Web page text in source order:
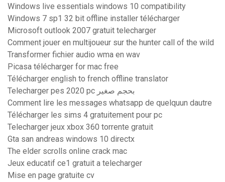
Windows live essentials windows 10 compatibility
Windows 7 sp1 32 bit offline installer télécharger
Microsoft outlook 2007 gratuit telecharger
Comment jouer en multijoueur sur the hunter call of the wild
Transformer fichier audio wma en wav
Picasa télécharger for mac free
Télécharger english to french offline translator
Telecharger pes 2020 pc بحجم صغير
Comment lire les messages whatsapp de quelquun dautre
Télécharger les sims 4 gratuitement pour pc
Telecharger jeux xbox 360 torrente gratuit
Gta san andreas windows 10 directx
The elder scrolls online crack mac
Jeux educatif ce1 gratuit a telecharger
Mise en page gratuite cv